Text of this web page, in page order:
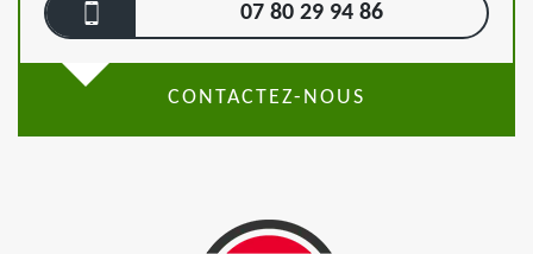
07 80 29 94 86
CONTACTEZ-NOUS